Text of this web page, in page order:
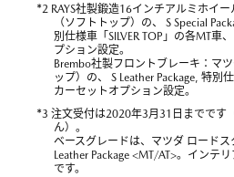
*2 RAYS社製鍛造16インチアルミホイ
（ソフトトップ）の、 S Special
別仕様車「SILVER TOP」の各MT車
プション設定。
Brembo社製フロントブレーキ：マ
ップ）の、 S Leather Package, 特別
カーセットオプション設定。
*3 注文受付は2020年3月31日までです
ん）。
ベースグレードは、マツダ ロード
Leather Package <MT/AT>。インテ
です。